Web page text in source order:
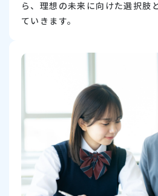
ら、理想の未来に向けた選択肢
ていきます。